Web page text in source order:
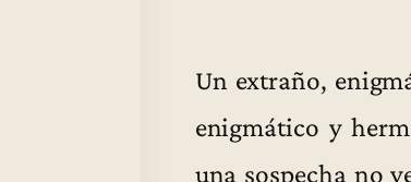
Un extraño,
enigmático y
una sospecha no